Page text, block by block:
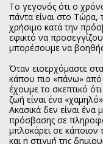
Το γεγονός ότι ο
πάντα είναι στο Τώρα,
χρήσιμο κατά την
εφικτό να
μπορέσουμε να
Όταν εισερχόμαστε
κάπου πιο «πάνω» από
έχουμε το σκεπτικό
ζωή είναι ένα
Ακασικά δεν είναι ένα
πρόσβασης σε
μπλοκάρει σε κάποιον
και η στιγμή της